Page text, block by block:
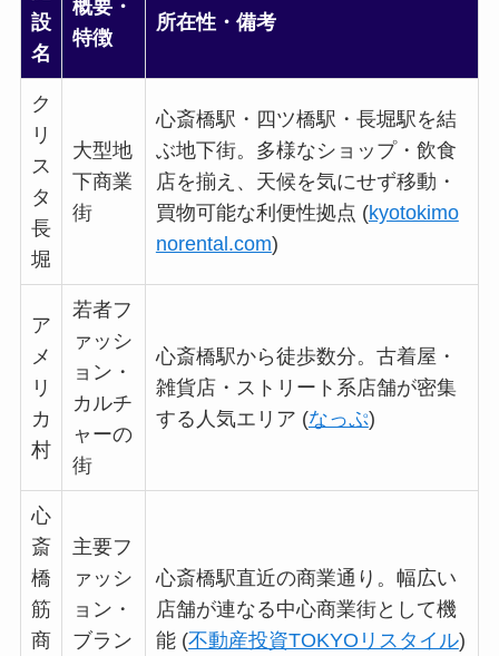
設
名
概要・
特徴
所在性・備考
ク
リ
ス
タ
長
堀
大型地
下商業
街
心斎橋駅・四ツ橋駅・長堀駅を結
ぶ地下街。多様なショップ・飲食
店を揃え、天候を気にせず移動・
買物可能な利便性拠点 (kyotokimo
norental.com)
ア
メ
リ
カ
村
若者フ
ァッシ
ョン・
カルチ
ャーの
街
心斎橋駅から徒歩数分。古着屋・
雑貨店・ストリート系店舗が密集
する人気エリア (なっぷ)
心
斎
橋
筋
商
主要フ
ァッシ
ョン・
ブラン
心斎橋駅直近の商業通り。幅広い
店舗が連なる中心商業街として機
能 (不動産投資TOKYOリスタイル)